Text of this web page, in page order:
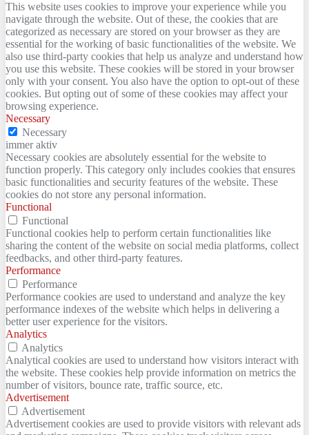
This website uses cookies to improve your experience while you
navigate through the website. Out of these, the cookies that are
categorized as necessary are stored on your browser as they are
essential for the working of basic functionalities of the website. We
also use third-party cookies that help us analyze and understand how
you use this website. These cookies will be stored in your browser
only with your consent. You also have the option to opt-out of these
cookies. But opting out of some of these cookies may affect your
browsing experience.
Necessary
Necessary
immer aktiv
Necessary cookies are absolutely essential for the website to
function properly. This category only includes cookies that ensures
basic functionalities and security features of the website. These
cookies do not store any personal information.
Functional
Functional
Functional cookies help to perform certain functionalities like
sharing the content of the website on social media platforms, collect
feedbacks, and other third-party features.
Performance
Performance
Performance cookies are used to understand and analyze the key
performance indexes of the website which helps in delivering a
better user experience for the visitors.
Analytics
Analytics
Analytical cookies are used to understand how visitors interact with
the website. These cookies help provide information on metrics the
number of visitors, bounce rate, traffic source, etc.
Advertisement
Advertisement
Advertisement cookies are used to provide visitors with relevant ads